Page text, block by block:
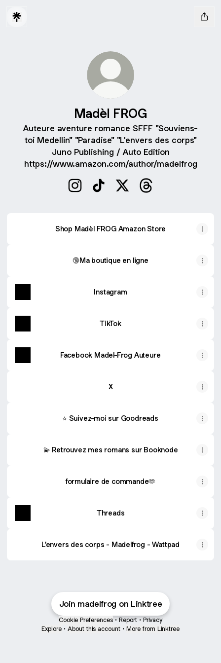
Madèl FROG
Auteure aventure romance SFFF "Souviens-
toi Medellin" "Paradise" "L'envers des corps"
Juno Publishing / Auto Edition
https://www.amazon.com/author/madelfrog
Shop Madèl FROG Amazon Store
🔞Ma boutique en ligne
Instagram
TikTok
Facebook Madel-Frog Auteure
X
⭐ Suivez-moi sur Goodreads
💫 Retrouvez mes romans sur Booknode
formulaire de commande🫶
Threads
L'envers des corps - Madelfrog - Wattpad
Join madelfrog on Linktree
Cookie Preferences • Report • Privacy
Explore • About this account • More from Linktree